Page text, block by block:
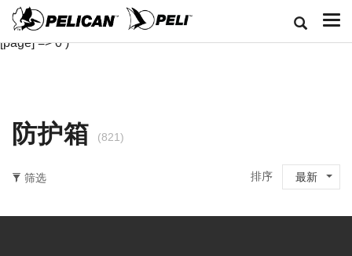
Array ( [classid] => 1 [cj] => 9 [length] => 0-147 [width] => 0-147
[depth] => 0-66 [rl] => 0 [pz] => 5 [cpll] => 8 [bb] => 1 [sort] => 1
[page] => 0 )
防护箱 (821)
筛选 排序 最新